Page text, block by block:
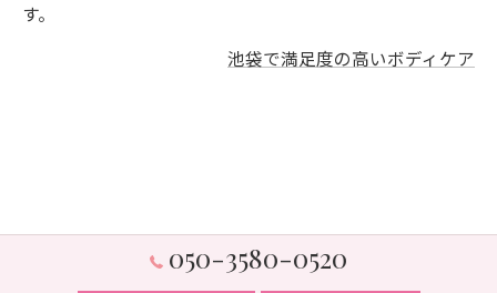
す。
池袋で満足度の高いボディケア
050-3580-0520